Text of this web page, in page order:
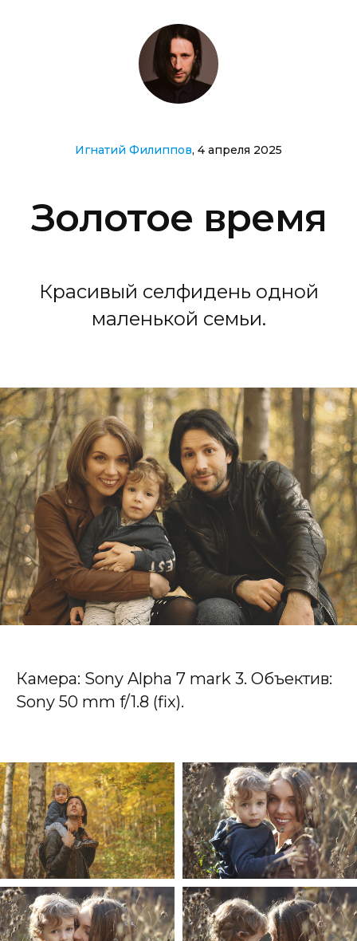
Игнатий Филиппов, 4 апреля 2025
Золотое время
Красивый селфидень одной
маленькой семьи.
Камера: Sony Alpha 7 mark 3. Объектив:
Sony 50 mm f/1.8 (fix).